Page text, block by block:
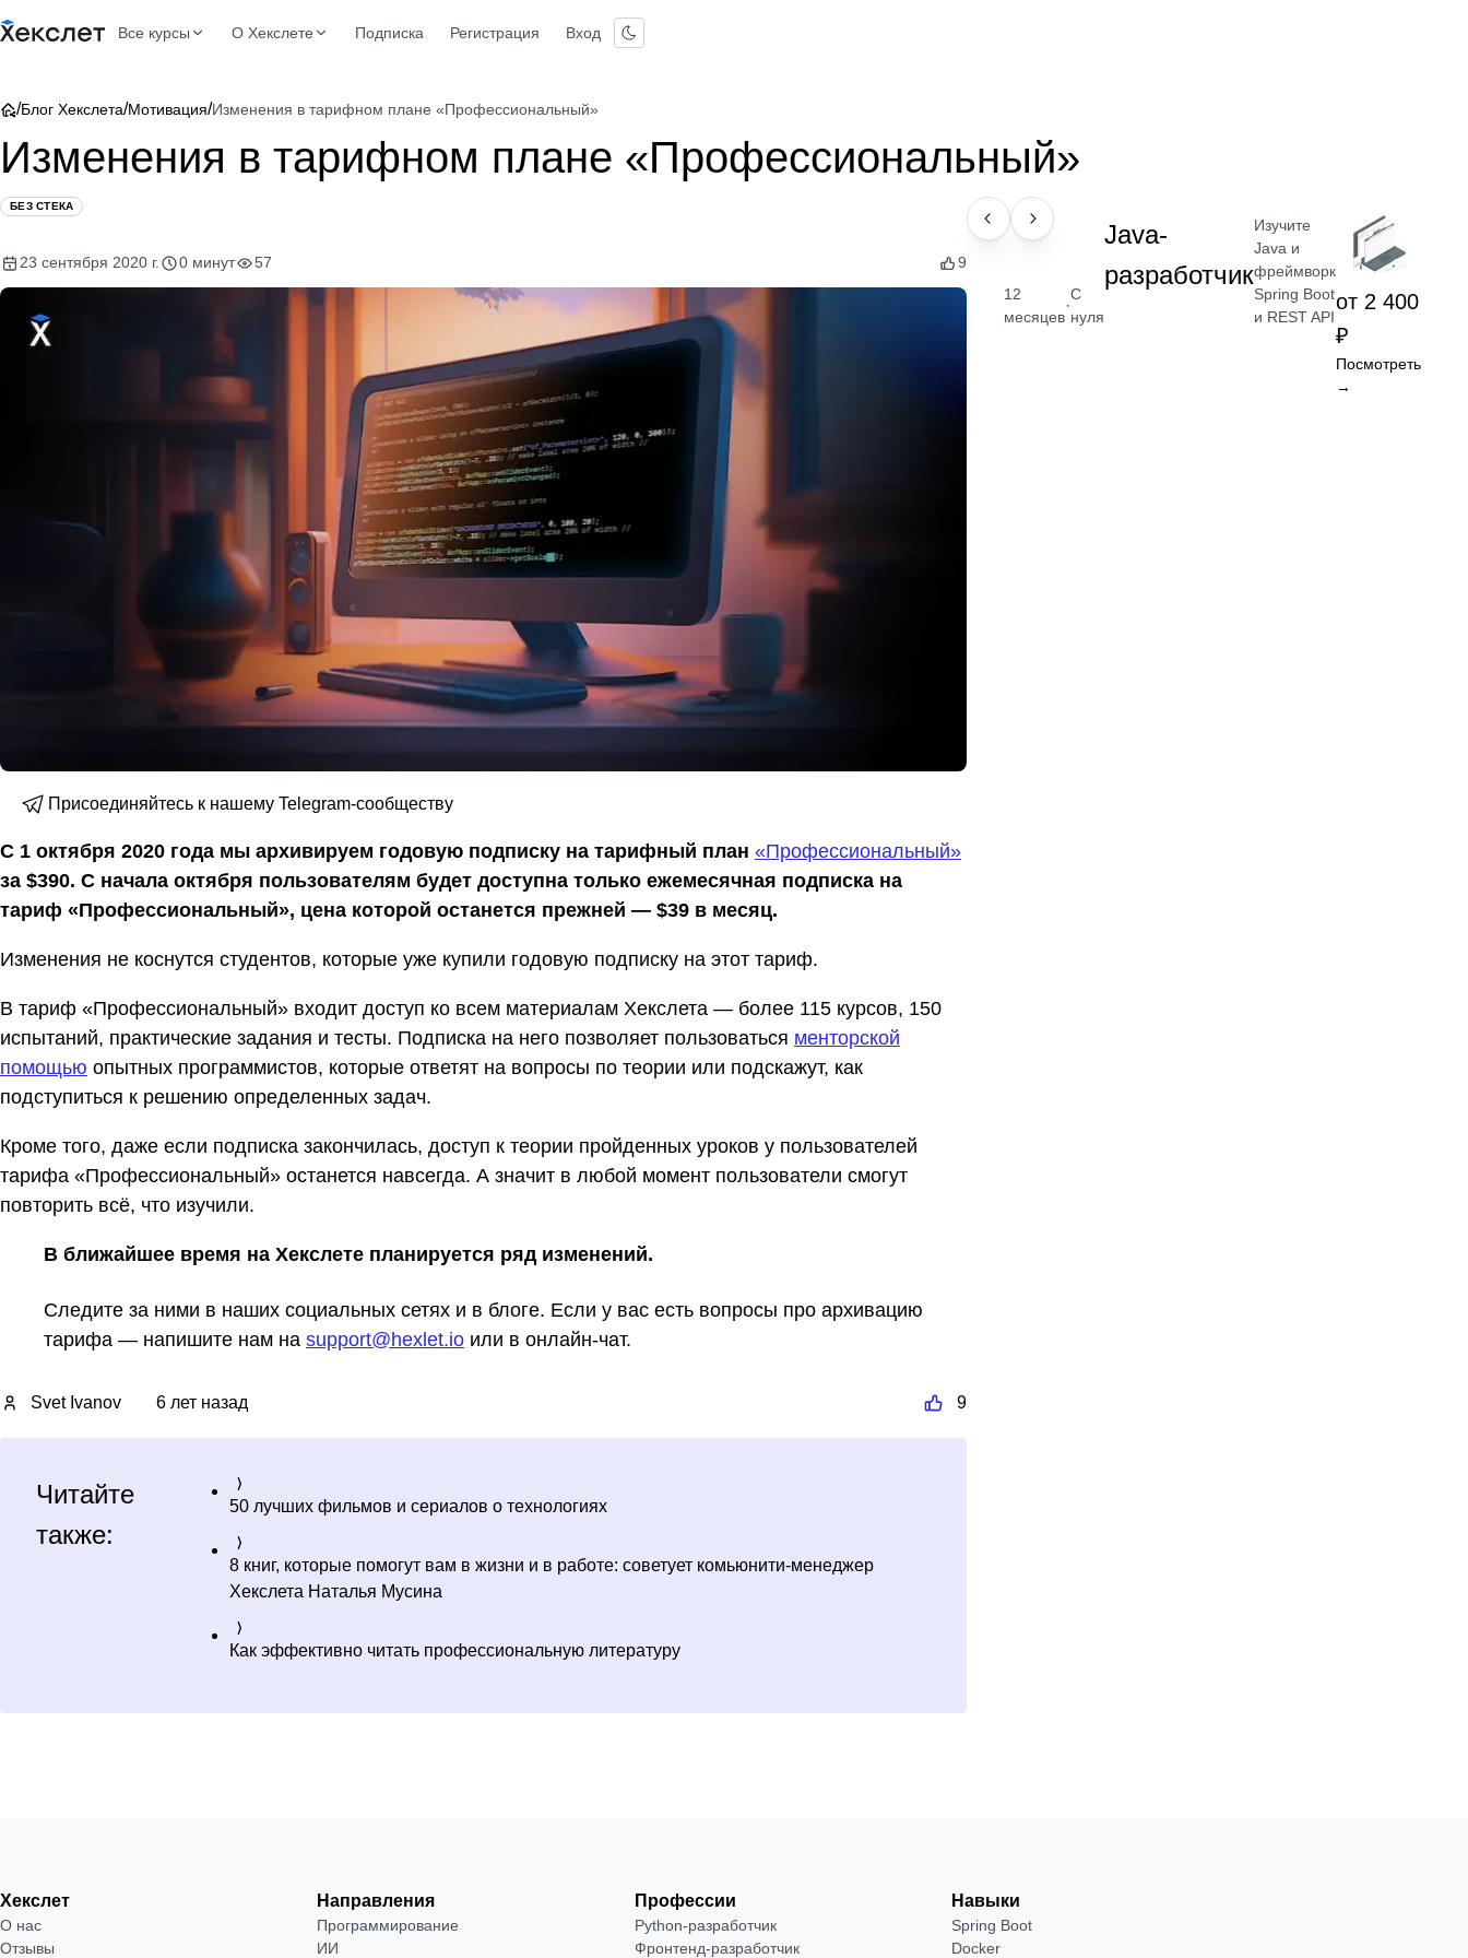
Все курсы О Хекслете Подписка Регистрация Вход
/Блог Хекслета/Мотивация/Изменения в тарифном плане «Профессиональный»
Изменения в тарифном плане «Профессиональный»
БЕЗ СТЕКА
23 сентября 2020 г. 0 минут 57 9
Присоединяйтесь к нашему Telegram-сообществу
С 1 октября 2020 года мы архивируем годовую подписку на тарифный план «Профессиональный»
за $390. С начала октября пользователям будет доступна только ежемесячная подписка на
тариф «Профессиональный», цена которой останется прежней — $39 в месяц.
Изменения не коснутся студентов, которые уже купили годовую подписку на этот тариф.
В тариф «Профессиональный» входит доступ ко всем материалам Хекслета — более 115 курсов, 150
испытаний, практические задания и тесты. Подписка на него позволяет пользоваться менторской
помощью опытных программистов, которые ответят на вопросы по теории или подскажут, как
подступиться к решению определенных задач.
Кроме того, даже если подписка закончилась, доступ к теории пройденных уроков у пользователей
тарифа «Профессиональный» останется навсегда. А значит в любой момент пользователи смогут
повторить всё, что изучили.
В ближайшее время на Хекслете планируется ряд изменений.
Следите за ними в наших социальных сетях и в блоге. Если у вас есть вопросы про архивацию
тарифа — напишите нам на support@hexlet.io или в онлайн-чат.
Svet Ivanov 6 лет назад 9
Читайте
также:
50 лучших фильмов и сериалов о технологиях
8 книг, которые помогут вам в жизни и в работе: советует комьюнити-менеджер
Хекслета Наталья Мусина
Как эффективно читать профессиональную литературу
ПРОФЕССИЯ
12
месяцев
·
С
нуля
Java-
разработчик
Изучите
Java и
фреймворк
Spring Boot
и REST API
от 2 400
₽
Посмотреть
→
Хекслет
О нас
Отзывы
Направления
Программирование
ИИ
Профессии
Python-разработчик
Фронтенд-разработчик
Навыки
Spring Boot
Docker